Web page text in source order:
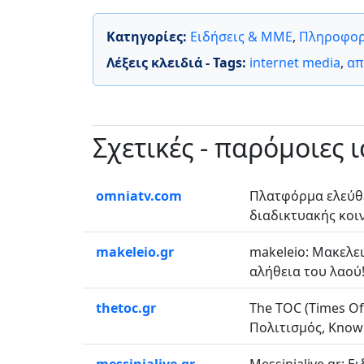
Κατηγορίες: Ειδήσεις & ΜΜΕ,
Λέξεις κλειδιά - Tags: internet media,
Σχετικές - παρόμοιες
omniatv.com
Πλατφόρμα
διαδικτυακής
makeleio.gr
makeleio:
αλήθεια του
thetoc.gr
The TOC (Times
Πολιτισμός,